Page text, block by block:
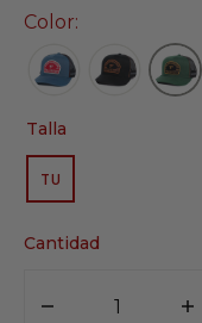
Color:
Talla
TUVARIANTE
AGOTADA
NO
Cantidad
Disminuir